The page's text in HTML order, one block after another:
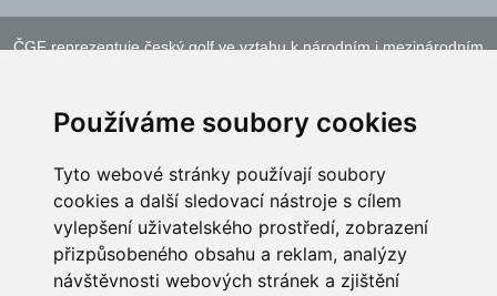
Používáme soubory cookies
Tyto webové stránky používají soubory
cookies a další sledovací nástroje s cílem
vylepšení uživatelského prostředí, zobrazení
přizpůsobeného obsahu a reklam, analýzy
návštěvnosti webových stránek a zjištění
ČGF reprezentuje český golf ve vztahu k národním i mezinárodním